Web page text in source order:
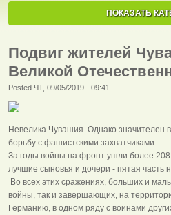
ПОКАЗАТЬ
Подвиг жителей
Великой
Posted ЧТ, 09/05/2019 - 09:41
Невелика Чувашия. Однако значителен
борьбу с фашистскими захватчиками.
За годы войны на фронт ушли более
лучшие сыновья и дочери - пятая часть
Во всех этих сражениях, больших и
войны, так и завершающих, на
Германию, в одном ряду с воинами